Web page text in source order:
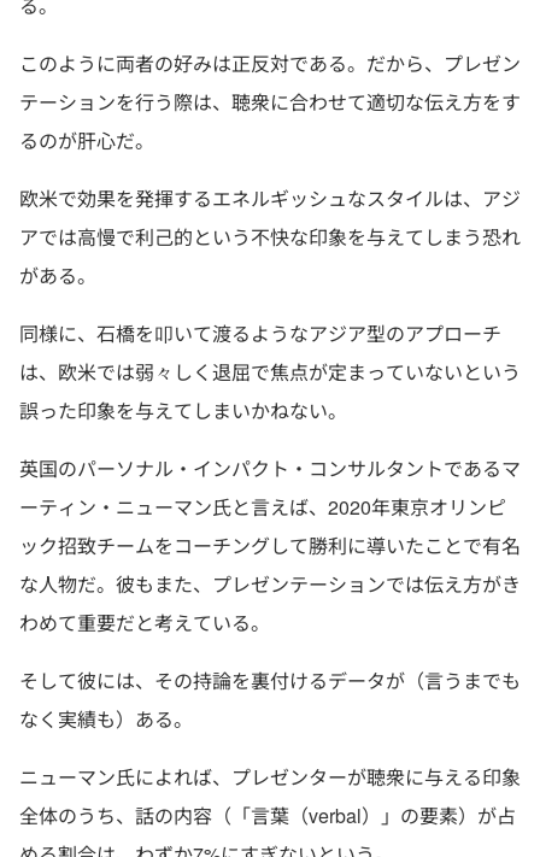
このように両者の好みは正反対である。だから、プレゼン
テーションを行う際は、聴衆に合わせて適切な伝え方をす
るのが肝心だ。
欧米で効果を発揮するエネルギッシュなスタイルは、アジ
アでは高慢で利己的という不快な印象を与えてしまう恐れ
がある。
同様に、石橋を叩いて渡るようなアジア型のアプローチ
は、欧米では弱々しく退屈で焦点が定まっていないという
誤った印象を与えてしまいかねない。
英国のパーソナル・インパクト・コンサルタントであるマ
ーティン・ニューマン氏と言えば、2020年東京オリンピ
ック招致チームをコーチングして勝利に導いたことで有名
な人物だ。彼もまた、プレゼンテーションでは伝え方がき
わめて重要だと考えている。
そして彼には、その持論を裏付けるデータが（言うまでも
なく実績も）ある。
ニューマン氏によれば、プレゼンターが聴衆に与える印象
全体のうち、話の内容（「言葉（verbal）」の要素）が占